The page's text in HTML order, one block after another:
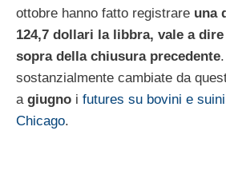
ottobre hanno fatto registrare una
124,7 dollari la libbra, vale a
sopra della chiusura precedente
sostanzialmente cambiate da
a giugno i futures su bovini e
Chicago.